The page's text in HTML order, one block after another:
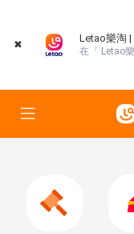
✖
Letao樂淘
在「 Letao